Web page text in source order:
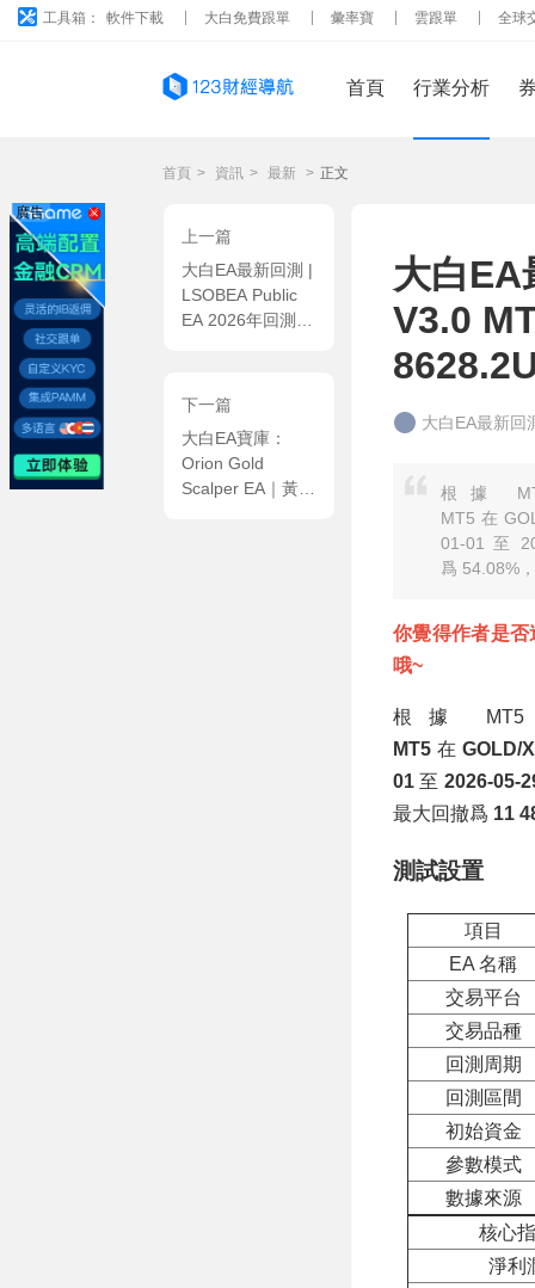
工具箱： 軟件下載 大白免費跟單 彙率寶 雲跟單 全球
首頁 行業分析
首頁 > 資訊 > 最新 > 正文
上一篇
大白EA最新回測 |
LSOBEA Public
EA 2026年回測利
下一篇
大白EA寶庫：
Orion Gold
Scalper EA｜黃金
大白
V3.0
大白EA最新回
根據
MT5 在
01-01 至
爲 54.08%
你覺得作者是
哦~
根據
MT5 在 GOLD/
01 至2026-05-
最大回撤爲 11
測試設置
項目
EA 名稱
交易平台
交易品種
回測周期
回測區間
初始資金
參數模式
數據來源
核心
淨利
廣告